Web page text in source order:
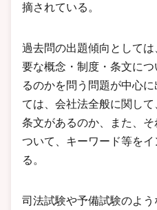
摘されている。
過去問の出題傾向として
要な概念・制度・条文に
るのかを問う問題が中心
ては、会社法全般に関し
条文があるのか、また、
ついて、キーワード等を
る。
司法試験や予備試験のよう